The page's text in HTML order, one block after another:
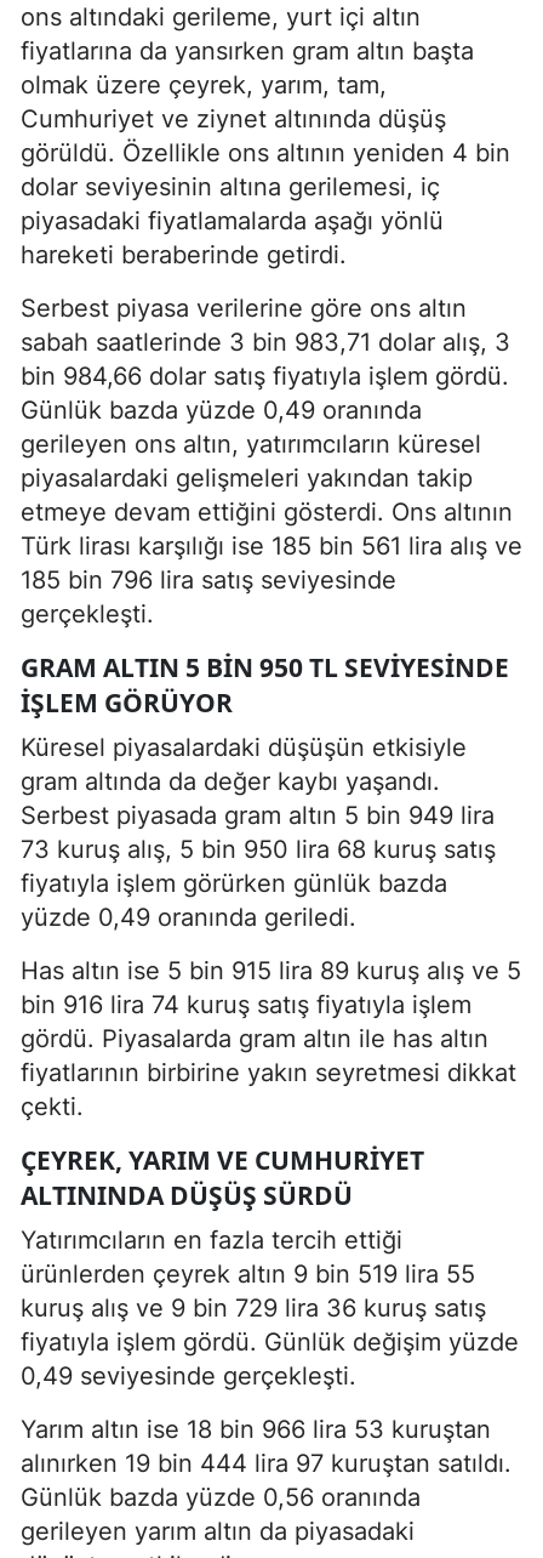
ons altındaki gerileme, yurt içi altın
fiyatlarına da yansırken gram altın başta
olmak üzere çeyrek, yarım, tam,
Cumhuriyet ve ziynet altınında düşüş
görüldü. Özellikle ons altının yeniden 4 bin
dolar seviyesinin altına gerilemesi, iç
piyasadaki fiyatlamalarda aşağı yönlü
hareketi beraberinde getirdi.
Serbest piyasa verilerine göre ons altın
sabah saatlerinde 3 bin 983,71 dolar alış, 3
bin 984,66 dolar satış fiyatıyla işlem gördü.
Günlük bazda yüzde 0,49 oranında
gerileyen ons altın, yatırımcıların küresel
piyasalardaki gelişmeleri yakından takip
etmeye devam ettiğini gösterdi. Ons altının
Türk lirası karşılığı ise 185 bin 561 lira alış ve
185 bin 796 lira satış seviyesinde
gerçekleşti.
GRAM ALTIN 5 BIN 950 TL SEVIYESINDE
IŞLEM GÖRÜYOR
Küresel piyasalardaki düşüşün etkisiyle
gram altında da değer kaybı yaşandı.
Serbest piyasada gram altın 5 bin 949 lira
73 kuruş alış, 5 bin 950 lira 68 kuruş satış
fiyatıyla işlem görürken günlük bazda
yüzde 0,49 oranında geriledi.
Has altın ise 5 bin 915 lira 89 kuruş alış ve 5
bin 916 lira 74 kuruş satış fiyatıyla işlem
gördü. Piyasalarda gram altın ile has altın
fiyatlarının birbirine yakın seyretmesi dikkat
çekti.
ÇEYREK, YARIM VE CUMHURIYET
ALTININDA DÜŞÜŞ SÜRDÜ
Yatırımcıların en fazla tercih ettiği
ürünlerden çeyrek altın 9 bin 519 lira 55
kuruş alış ve 9 bin 729 lira 36 kuruş satış
fiyatıyla işlem gördü. Günlük değişim yüzde
0,49 seviyesinde gerçekleşti.
Yarım altın ise 18 bin 966 lira 53 kuruştan
alınırken 19 bin 444 lira 97 kuruştan satıldı.
Günlük bazda yüzde 0,56 oranında
gerileyen yarım altın da piyasadaki